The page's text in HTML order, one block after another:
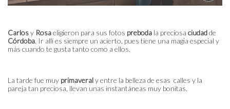
Carlosy Rosaeligieron para sus fotos preboda la preciosa ciudadde
Córdoba. Ir allí es siempre un acierto, pues tiene una magia especial y
más cuando te gusta tanto como a ellos.
La tarde fue muy primaveraly entre la belleza de esas calles y la
pareja tan preciosa, llevan unas instantáneas muy bonitas.